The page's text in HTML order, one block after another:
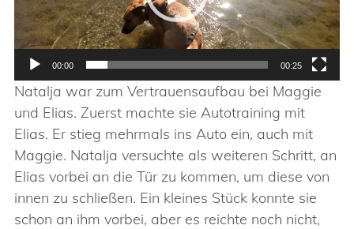
00:00 00:25
Natalja war zum Vertrauensaufbau bei Maggie
und Elias. Zuerst machte sie Autotraining mit
Elias. Er stieg mehrmals ins Auto ein, auch mit
Maggie. Natalja versuchte als weiteren Schritt, an
Elias vorbei an die Tür zu kommen, um diese von
innen zu schließen. Ein kleines Stück konnte sie
schon an ihm vorbei, aber es reichte noch nicht,